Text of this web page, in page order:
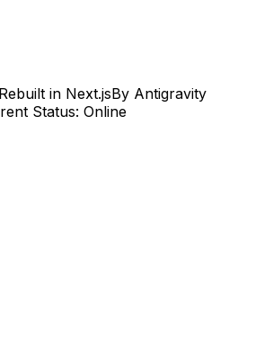
Rebuilt in Next.jsBy Antigravity
Status: Online